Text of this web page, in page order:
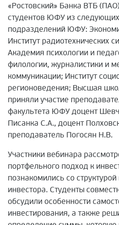
«Ростовский» Банка ВТБ
студентов ЮФУ из следующих
подразделений ЮФУ:
Институт радиотехнических
Академия психологии и
филологии, журналистики и
коммуникации; Институт
регионоведения; Высшая
приняли участие
факультета ЮФУ доцент
Писанка С.А., доцент
преподаватель Погосян Н.В.
Участники вебинара
портфельного подход к
познакомились со
инвестора. Студенты
обсудили особенности
инвестирования, а также